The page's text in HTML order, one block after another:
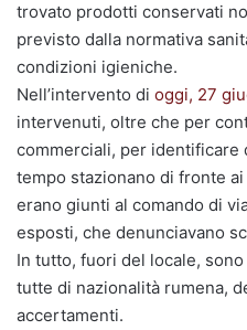
trovato prodotti conservati
previsto dalla normativa
condizioni igieniche.
Nell’intervento di oggi, 27
intervenuti, oltre che per
commerciali, per identificare
tempo stazionano di fronte
erano giunti al comando di
esposti, che denunciavano
In tutto, fuori del locale,
tutte di nazionalità rumena,
accertamenti.